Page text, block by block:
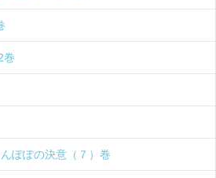
巻
ぽぽの決意（７）巻